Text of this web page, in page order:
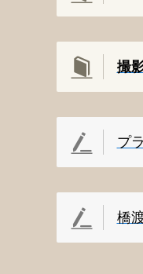
撮
プ
橋